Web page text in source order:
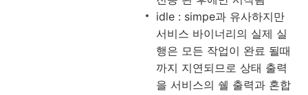
idle : simpe과 유사하지만
서비스 바이너리의 실제 실
행은 모든 작업이 완료 될때
까지 지연되므로 상태 출력
을 서비스의 쉘 출력과 혼합